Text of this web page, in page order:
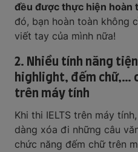
đều được thực hiện hoàn
đó, bạn hoàn toàn không
viết tay của mình nữa!
2. Nhiều tính năng
highlight, đếm chữ,…
trên máy tính
Khi thi IELTS trên máy
dàng xóa đi những câu
chức năng đếm chữ trên